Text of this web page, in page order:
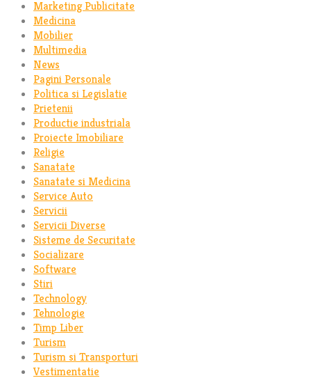
Marketing Publicitate
Medicina
Mobilier
Multimedia
News
Pagini Personale
Politica si Legislatie
Prietenii
Productie industriala
Proiecte Imobiliare
Religie
Sanatate
Sanatate si Medicina
Service Auto
Servicii
Servicii Diverse
Sisteme de Securitate
Socializare
Software
Stiri
Technology
Tehnologie
Timp Liber
Turism
Turism si Transporturi
Vestimentatie